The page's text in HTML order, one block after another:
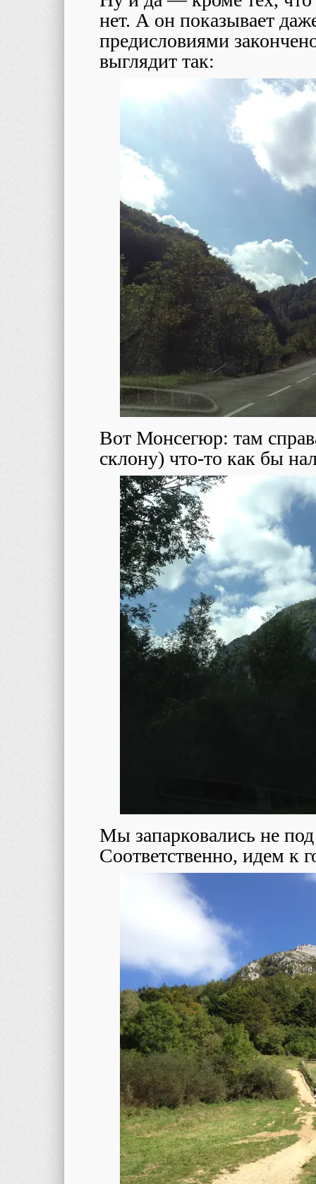
нет. А он показывает
предисловиями
выглядит так:
Вот Монсегюр: там
склону) что-то как бы
Мы запарковались не
Соответственно, идем к